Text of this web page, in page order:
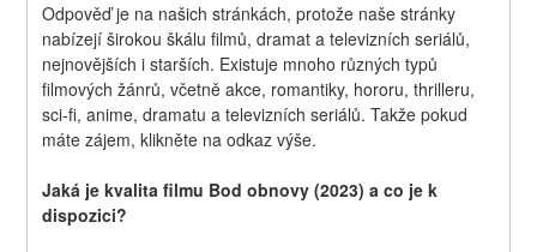
Odpověď je na našich stránkách, protože naše stránky
nabízejí širokou škálu filmů, dramat a televizních seriálů,
nejnovějších i starších. Existuje mnoho různých typů
filmových žánrů, včetně akce, romantiky, hororu, thrilleru,
sci-fi, anime, dramatu a televizních seriálů. Takže pokud
máte zájem, klikněte na odkaz výše.
Jaká je kvalita filmu Bod obnovy (2023) a co je k
dispozici?